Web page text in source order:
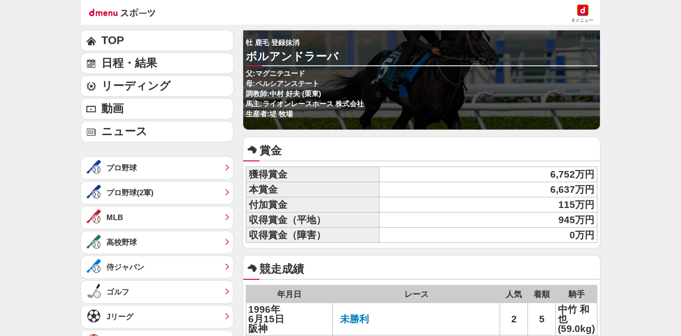
dメニュー
牡 鹿毛 登録抹消
ボルアンドラーバ
父:マグニテユード
母:ペルシアンステート
調教師:中村 好夫 (栗東)
馬主:ライオンレースホース 株式会社
生産者:堤 牧場
賞金
獲得賞金
6,752万円
本賞金
6,637万円
付加賞金
115万円
収得賞金（平地）
945万円
収得賞金（障害）
0万円
競走成績
年月日 レース 人気 着順 騎手
1996年
6月15日
阪神
未勝利 2 5
中竹 和
也
(59.0kg)
TOP
日程・結果
リーディング
動画
ニュース
プロ野球
プロ野球(2軍)
MLB
高校野球
侍ジャパン
ゴルフ
Jリーグ